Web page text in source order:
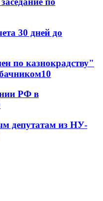
30 дней до
по казнокрадству"
10
РФ в
депутатам из НУ-